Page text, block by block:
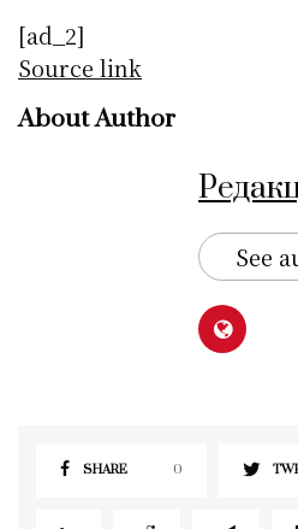
[ad_2]
Source link
About Author
See
SHARE 0